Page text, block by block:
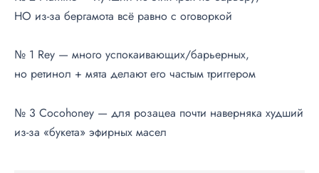
НО из-за бергамота всё равно с оговоркой
№ 1 Rey — много успокаивающих/барьерных,
но ретинол + мята делают его частым триггером
№ 3 Cocohoney — для розацеа почти наверняка худший
из-за «букета» эфирных масел